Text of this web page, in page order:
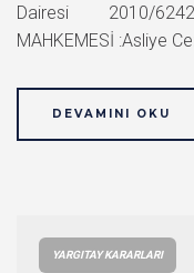
Dairesi 2010/6242
MAHKEMESİ :Asliye
DEVAMINI OKU
YARGITAY KARARLARI